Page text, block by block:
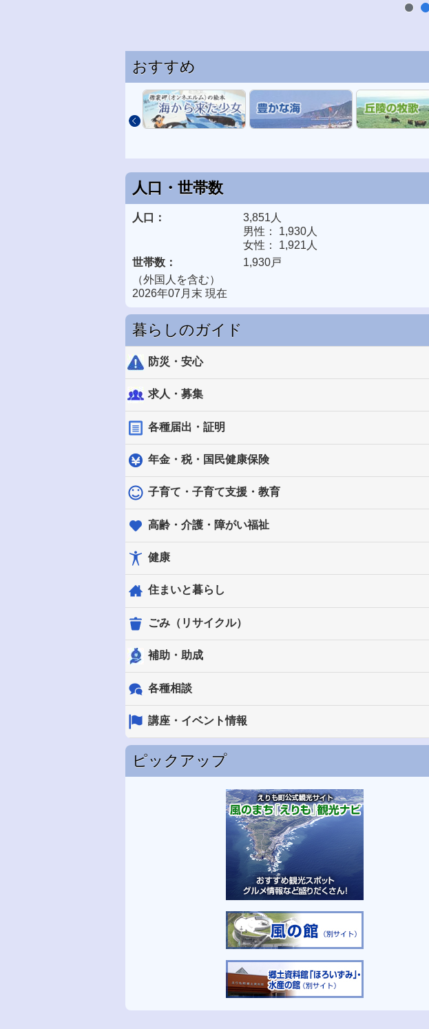
おすすめ
人口・世帯数
人口：
3,851人
男性： 1,930人
女性： 1,921人
世帯数：
1,930戸
（外国人を含む）
2026年07月末 現在
暮らしのガイド
防災・安心
求人・募集
各種届出・証明
年金・税・国民健康保険
子育て・子育て支援・教育
高齢・介護・障がい福祉
健康
住まいと暮らし
ごみ（リサイクル）
補助・助成
各種相談
講座・イベント情報
ピックアップ